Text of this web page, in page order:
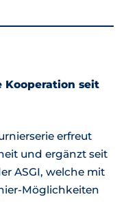
Kooperation seit
erfreut
und ergänzt seit
ASGI, welche mit
Möglichkeiten